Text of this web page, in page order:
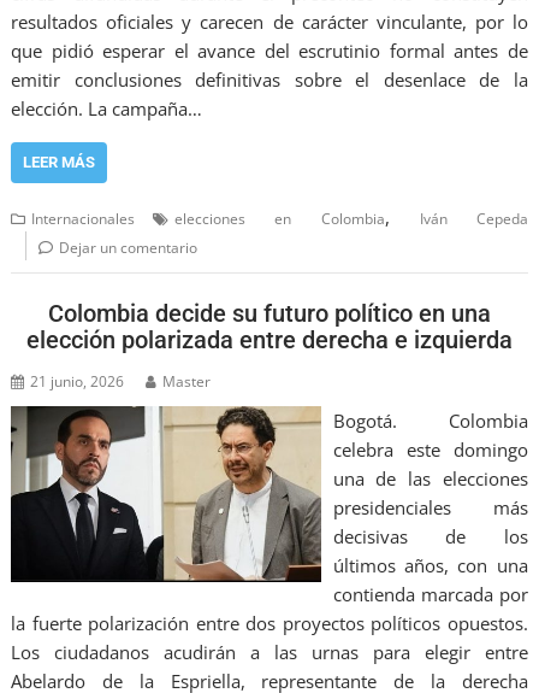
resultados oficiales y carecen de carácter vinculante, por lo
que pidió esperar el avance del escrutinio formal antes de
emitir conclusiones definitivas sobre el desenlace de la
elección. La campaña…
LEER MÁS
Internacionales elecciones en Colombia,
Iván Cepeda
Dejar un comentario
Colombia decide su futuro político en una
elección polarizada entre derecha e izquierda
21 junio, 2026 Master
Bogotá. Colombia
celebra este domingo
una de las elecciones
presidenciales más
decisivas de los
últimos años, con una
contienda marcada por
la fuerte polarización entre dos proyectos políticos opuestos.
Los ciudadanos acudirán a las urnas para elegir entre
Abelardo de la Espriella, representante de la derecha